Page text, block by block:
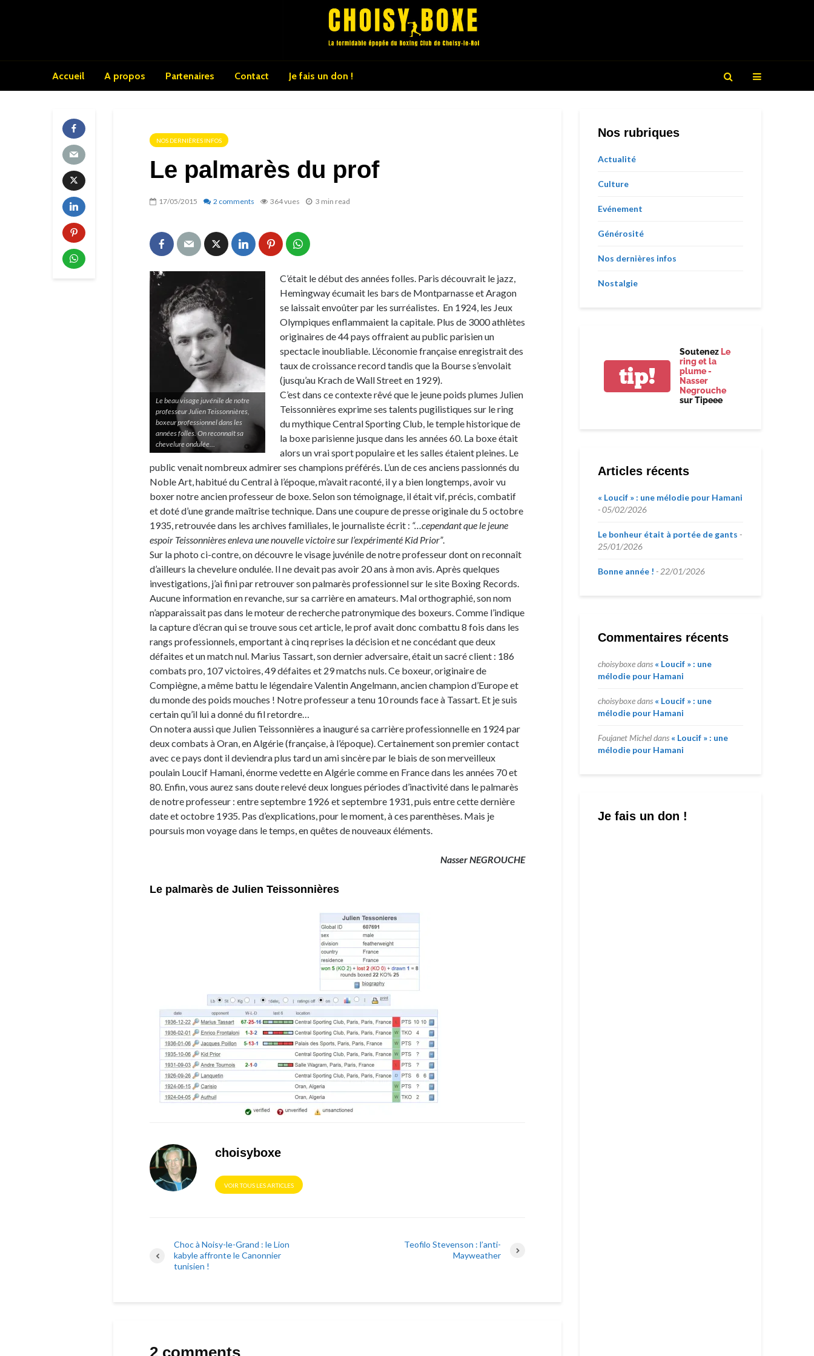
Accueil A propos Partenaires Contact Je fais un don !
NOS DERNIÈRES INFOS
Le palmarès du prof
17/05/2015 2 comments 364 vues 3 min read
Le beau visage juvénile de notre
professeur Julien Teissonnières,
boxeur professionnel dans les
années folles. On reconnaît sa
chevelure ondulée…
C’était le début des années folles. Paris découvrait le jazz,
Hemingway écumait les bars de Montparnasse et Aragon
se laissait envoûter par les surréalistes. En 1924, les Jeux
Olympiques enflammaient la capitale. Plus de 3000 athlètes
originaires de 44 pays offraient au public parisien un
spectacle inoubliable. L’économie française enregistrait des
taux de croissance record tandis que la Bourse s’envolait
(jusqu’au Krach de Wall Street en 1929).
C’est dans ce contexte rêvé que le jeune poids plumes Julien
Teissonnières exprime ses talents pugilistiques sur le ring
du mythique Central Sporting Club, le temple historique de
la boxe parisienne jusque dans les années 60. La boxe était
alors un vrai sport populaire et les salles étaient pleines. Le
public venait nombreux admirer ses champions préférés. L’un de ces anciens passionnés du
Noble Art, habitué du Central à l’époque, m’avait raconté, il y a bien longtemps, avoir vu
boxer notre ancien professeur de boxe. Selon son témoignage, il était vif, précis, combatif
et doté d’une grande maîtrise technique. Dans une coupure de presse originale du 5 octobre
1935, retrouvée dans les archives familiales, le journaliste écrit : “…cependant que le jeune
espoir Teissonnières enleva une nouvelle victoire sur l’expérimenté Kid Prior”.
Sur la photo ci-contre, on découvre le visage juvénile de notre professeur dont on reconnaît
d’ailleurs la chevelure ondulée. Il ne devait pas avoir 20 ans à mon avis. Après quelques
investigations, j’ai fini par retrouver son palmarès professionnel sur le site Boxing Records.
Aucune information en revanche, sur sa carrière en amateurs. Mal orthographié, son nom
n’apparaissait pas dans le moteur de recherche patronymique des boxeurs. Comme l’indique
la capture d’écran qui se trouve sous cet article, le prof avait donc combattu 8 fois dans les
rangs professionnels, emportant à cinq reprises la décision et ne concédant que deux
défaites et un match nul. Marius Tassart, son dernier adversaire, était un sacré client : 186
combats pro, 107 victoires, 49 défaites et 29 matchs nuls. Ce boxeur, originaire de
Compiègne, a même battu le légendaire Valentin Angelmann, ancien champion d’Europe et
du monde des poids mouches ! Notre professeur a tenu 10 rounds face à Tassart. Et je suis
certain qu’il lui a donné du fil retordre…
On notera aussi que Julien Teissonnières a inauguré sa carrière professionnelle en 1924 par
deux combats à Oran, en Algérie (française, à l’époque). Certainement son premier contact
avec ce pays dont il deviendra plus tard un ami sincère par le biais de son merveilleux
poulain Loucif Hamani, énorme vedette en Algérie comme en France dans les années 70 et
80. Enfin, vous aurez sans doute relevé deux longues périodes d’inactivité dans le palmarès
de notre professeur : entre septembre 1926 et septembre 1931, puis entre cette dernière
date et octobre 1935. Pas d’explications, pour le moment, à ces parenthèses. Mais je
poursuis mon voyage dans le temps, en quêtes de nouveaux éléments.
Nasser NEGROUCHE
Le palmarès de Julien Teissonnières
choisyboxe
VOIR TOUS LES ARTICLES
Choc à Noisy-le-Grand : le Lion
kabyle affronte le Canonnier
tunisien !
Teofilo Stevenson : l’anti-
Mayweather
2 comments
Nos rubriques
Actualité
Culture
Evénement
Générosité
Nos dernières infos
Nostalgie
tip!
Soutenez Le
ring et la
plume -
Nasser
Negrouche
sur Tipeee
Articles récents
« Loucif » : une mélodie pour Hamani
05/02/2026
Le bonheur était à portée de gants
25/01/2026
Bonne année ! 22/01/2026
Commentaires récents
choisyboxedans « Loucif » : une
mélodie pour Hamani
choisyboxedans « Loucif » : une
mélodie pour Hamani
Foujanet Micheldans « Loucif » : une
mélodie pour Hamani
Je fais un don !